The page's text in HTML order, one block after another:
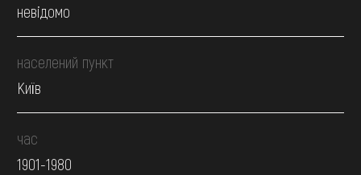
невідомо
населений пункт
Київ
час
1901-1980